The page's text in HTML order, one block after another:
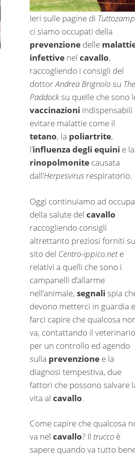
Ieri sulle pagine di
ci siamo occupati della
prevenzionedelle
infettivenel cavallo,
raccogliendo i consigli del
dottorAndrea Brignolosu The
Paddocksu quelle che sono
vaccinazioni indispensabili
evitare malattie come il
tetano, la poliartrite,
l’influenza degli equini e la
rinopolmonitecausata
dall’Herpesvirusrespiratorio.
Oggi continuiamo ad
della salute del cavallo
raccogliendo consigli
altrettanto preziosi forniti
sito del Centro-ippico.nete
relativi a quelli che sono i
campanelli d’allarme
nell’animale, segnali spia
devono metterci in guardia e
farci capire che qualcosa
va, contattando il veterinario
per un controllo ed agendo
sulla prevenzionee la
diagnosi tempestiva, due
fattori che possono salvare
vita al cavallo.
Come capire che qualcosa
va nel cavallo? Il truccoè
sapere quando va tutto